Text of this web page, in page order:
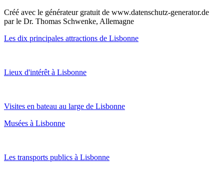
Créé avec le générateur gratuit de www.datenschutz-generator.de
par le Dr. Thomas Schwenke, Allemagne
Les dix principales attractions de Lisbonne
Lieux d'intérêt à Lisbonne
Visites en bateau au large de Lisbonne
Musées à Lisbonne
Les transports publics à Lisbonne